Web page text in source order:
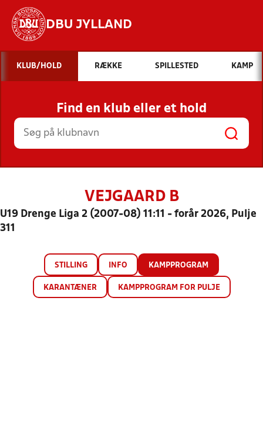
DBU JYLLAND
Hvad vil du søge efter?
INDHOLD OG NYHEDER
STILLINGER, RESULTATER, KLUBBER OG
HOLD
KLUB/HOLD RÆKKE SPILLESTED KAMP
Find en klub eller et hold
VEJGAARD B
U19 Drenge Liga 2 (2007-08) 11:11 - forår 2026, Pulje
311
STILLING INFO KAMPPROGRAM
KARANTÆNER KAMPPROGRAM FOR PULJE